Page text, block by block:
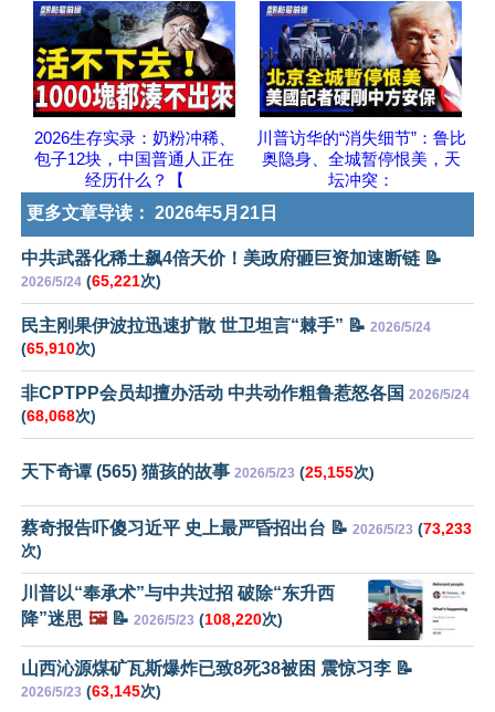
2026生存实录：奶粉冲稀、
包子12块，中国普通人正在
经历什么？【
川普访华的“消失细节”：鲁比
奥隐身、全城暂停恨美，天
坛冲突：
更多文章导读： 2026年5月21日
中共武器化稀土飙4倍天价！美政府砸巨资加速断链 📝
2026/5/24 (65,221次)
民主刚果伊波拉迅速扩散 世卫坦言“棘手” 📝 2026/5/24
(65,910次)
非CPTPP会员却擅办活动 中共动作粗鲁惹怒各国 2026/5/24
(68,068次)
天下奇谭 (565) 猫孩的故事 2026/5/23 (25,155次)
蔡奇报告吓傻习近平 史上最严昏招出台 📝 2026/5/23 (73,233
次)
川普以“奉承术”与中共过招 破除“东升西
降”迷思 🖼️📝 2026/5/23 (108,220次)
山西沁源煤矿瓦斯爆炸已致8死38被困 震惊习李 📝
2026/5/23 (63,145次)